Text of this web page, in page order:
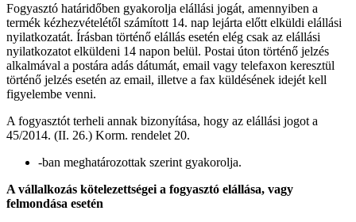
Fogyasztó határidőben gyakorolja elállási jogát, amennyiben a
termék kézhezvételétől számított 14. nap lejárta előtt elküldi elállási
nyilatkozatát. Írásban történő elállás esetén elég csak az elállási
nyilatkozatot elküldeni 14 napon belül. Postai úton történő jelzés
alkalmával a postára adás dátumát, email vagy telefaxon keresztül
történő jelzés esetén az email, illetve a fax küldésének idejét kell
figyelembe venni.
A fogyasztót terheli annak bizonyítása, hogy az elállási jogot a
45/2014. (II. 26.) Korm. rendelet 20.
-ban meghatározottak szerint gyakorolja.
A vállalkozás kötelezettségei a fogyasztó elállása, vagy
felmondása esetén